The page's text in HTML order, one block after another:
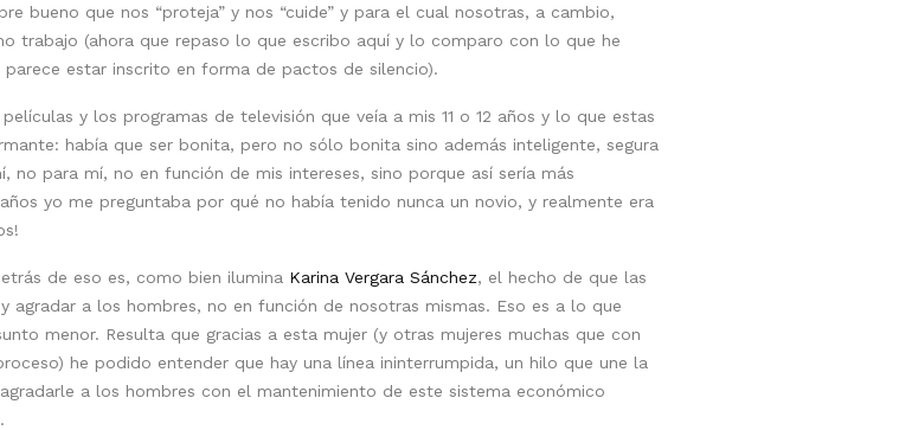
bueno que nos “proteja” y nos “cuide” y para el cual nosotras, a cambio,
trabajo (ahora que repaso lo que escribo aquí y lo comparo con lo que he
estar inscrito en forma de pactos de silencio).
y los programas de televisión que veía a mis 11 o 12 años y lo que estas
había que ser bonita, pero no sólo bonita sino además inteligente, segura
no para mí, no en función de mis intereses, sino porque así sería más
yo me preguntaba por qué no había tenido nunca un novio, y realmente era
de eso es, como bien ilumina Karina Vergara Sánchez, el hecho de que las
agradar a los hombres, no en función de nosotras mismas. Eso es a lo que
menor. Resulta que gracias a esta mujer (y otras mujeres muchas que con
he podido entender que hay una línea ininterrumpida, un hilo que une la
a los hombres con el mantenimiento de este sistema económico